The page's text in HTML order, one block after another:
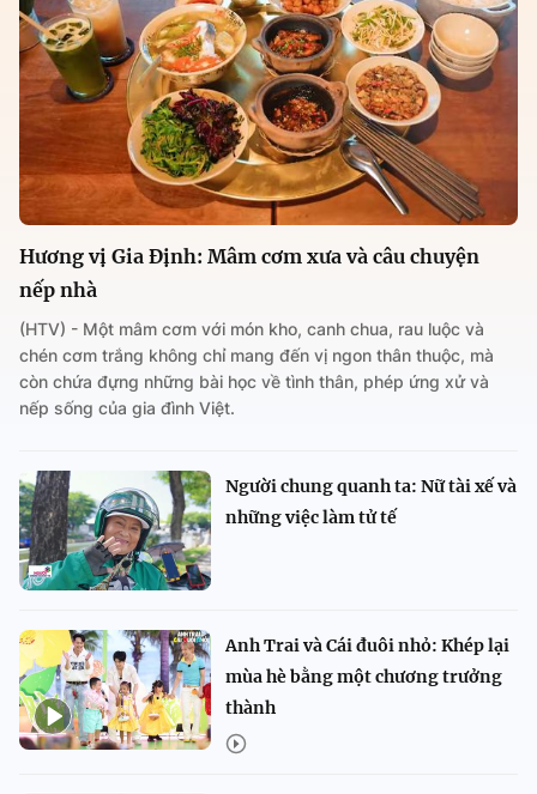
Hương vị Gia Định: Mâm cơm xưa và câu chuyện
nếp nhà
(HTV) - Một mâm cơm với món kho, canh chua, rau luộc và
chén cơm trắng không chỉ mang đến vị ngon thân thuộc, mà
còn chứa đựng những bài học về tình thân, phép ứng xử và
nếp sống của gia đình Việt.
Người chung quanh ta: Nữ tài xế và
những việc làm tử tế
Anh Trai và Cái đuôi nhỏ: Khép lại
mùa hè bằng một chương trưởng
thành